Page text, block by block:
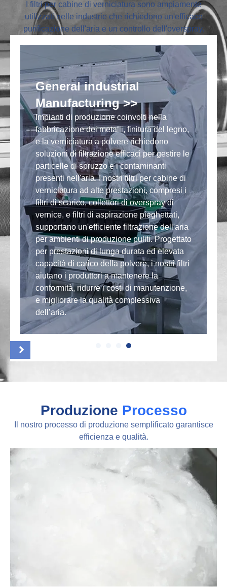
I filtri per cabine di verniciatura sono ampiamente
utilizzati nelle industrie che richiedono un'efficace
purificazione dell'aria e un controllo dell'overspray.
General industrial
Manufacturing >>
Impianti di produzione coinvolti nella
fabbricazione dei metalli, finitura del legno,
e la verniciatura a polvere richiedono
soluzioni di filtrazione efficaci per gestire le
particelle di spruzzo e i contaminanti
presenti nell'aria. I nostri filtri per cabine di
verniciatura ad alte prestazioni, compresi i
filtri di scarico, collettori di overspray di
vernice, e filtri di aspirazione pieghettati,
supportano un'efficiente filtrazione dell'aria
per ambienti di produzione puliti. Progettato
per prestazioni di lunga durata ed elevata
capacità di carico della polvere, i nostri filtri
aiutano i produttori a mantenere la
conformità, ridurre i costi di manutenzione,
e migliorare la qualità complessiva
dell’aria.
Produzione Processo
Il nostro processo di produzione semplificato garantisce
efficienza e qualità.